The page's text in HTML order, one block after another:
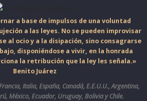
a base de impulsos de una voluntad
a las leyes. No se pueden improvisar
al ocio y a la disipación, sino consagrarse
disponiéndose a vivir, en la honrada
la retribución que la ley les señala.»
Benito Juárez
Italia, España, Canadá, E.E.U.U., Argentina,
México, Ecuador, Uruguay, Bolivia y Chile.